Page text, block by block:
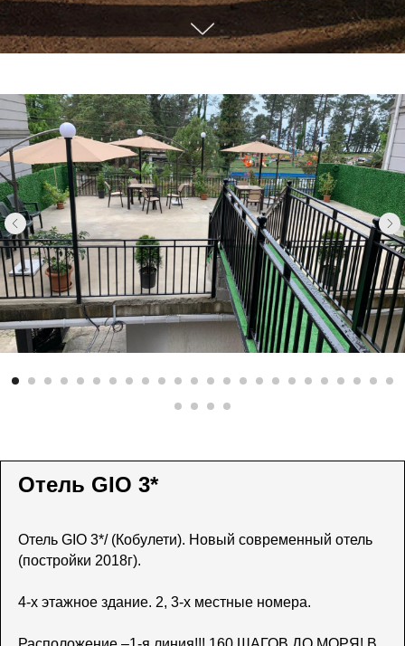
Отель GIO 3*
Отель GIO 3*/ (Кобулети). Новый современный отель
(постройки 2018г).
4-х этажное здание. 2, 3-х местные номера.